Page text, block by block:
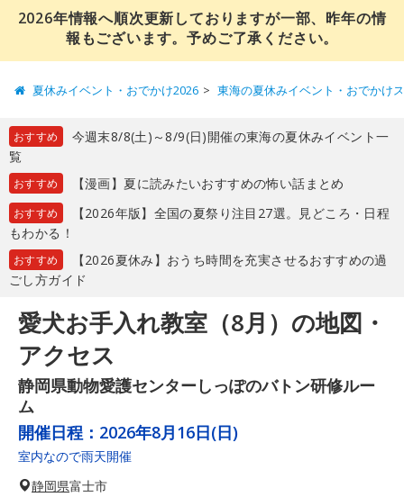
2026年情報へ順次更新しておりますが一部、昨年の情
報もございます。予めご了承ください。
夏休みイベント・おでかけ2026 東海の夏休みイベント・おでかけ
おすすめ
今週末8/8(土)～8/9(日)開催の東海の夏休みイベント一
覧
おすすめ 【漫画】夏に読みたいおすすめの怖い話まとめ
おすすめ
【2026年版】全国の夏祭り注目27選。見どころ・日程
もわかる！
おすすめ
【2026夏休み】おうち時間を充実させるおすすめの過
ごし方ガイド
愛犬お手入れ教室（8月）の地図・
アクセス
静岡県動物愛護センターしっぽのバトン研修ルー
ム
開催日程： 2026年8月16日(日)
室内なので雨天開催
静岡県富士市